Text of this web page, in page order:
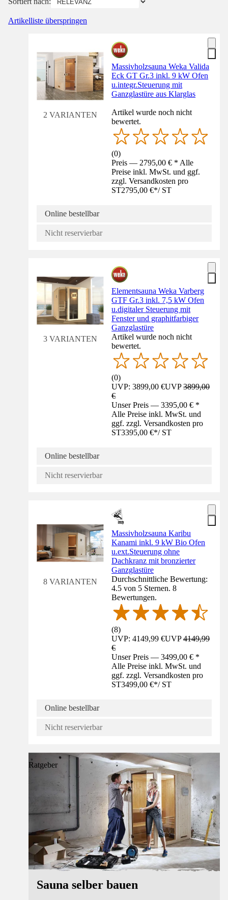
Artikelliste überspringen
2 VARIANTEN
Massivholzsauna Weka Valida
Eck GT Gr.3 inkl. 9 kW Ofen
u.integr.Steuerung mit
Ganzglastüre aus Klarglas
Artikel wurde noch nicht
bewertet.
(0)
Preis — 2795,00 € * Alle
Preise inkl. MwSt. und ggf.
zzgl. Versandkosten pro
ST2795,00 €*/ ST
Online bestellbar
Nicht reservierbar
3 VARIANTEN
Elementsauna Weka Varberg
GTF Gr.3 inkl. 7,5 kW Ofen
u.digitaler Steuerung mit
Fenster und graphitfarbiger
Ganzglastüre
Artikel wurde noch nicht
bewertet.
(0)
UVP: 3899,00 €UVP3899,00
€
Unser Preis — 3395,00 € *
Alle Preise inkl. MwSt. und
ggf. zzgl. Versandkosten pro
ST3395,00 €*/ ST
Online bestellbar
Nicht reservierbar
8 VARIANTEN
Massivholzsauna Karibu
Kanami inkl. 9 kW Bio Ofen
u.ext.Steuerung ohne
Dachkranz mit bronzierter
Ganzglastüre
Durchschnittliche Bewertung:
4.5 von 5 Sternen. 8
Bewertungen.
(8)
UVP: 4149,99 €UVP4149,99
€
Unser Preis — 3499,00 € *
Alle Preise inkl. MwSt. und
ggf. zzgl. Versandkosten pro
ST3499,00 €*/ ST
Online bestellbar
Nicht reservierbar
Ratgeber
Sauna selber bauen